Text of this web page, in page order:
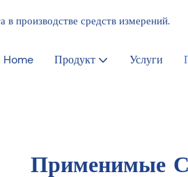
производстве средств измерений.
Home Продукт Услуги
Применимые